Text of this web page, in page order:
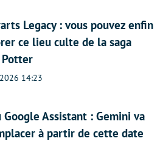
Legacy : vous pouvez enfin
ce lieu culte de la saga
Potter
14:23
Google Assistant : Gemini va
à partir de cette date